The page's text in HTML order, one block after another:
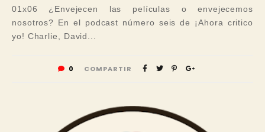
01x06 ¿Envejecen las películas o envejecemos
nosotros? En el podcast número seis de ¡Ahora critico
yo! Charlie, David...
0 COMPARTIR